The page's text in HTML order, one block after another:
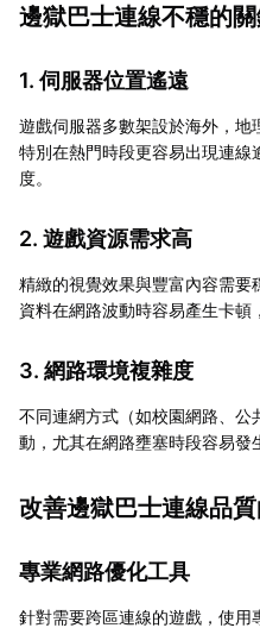
邊獄巴士連線不穩的
1. 伺服器位置遙遠
遊戲伺服器多數架設於海外，地
特別在熱門時段更容易出現連
度。
2. 遊戲資源需求高
精緻的視覺效果與豐富內容需要
資料在網路波動時容易產生卡頓
3. 網路環境複雜度
不同連網方式（如校園網路、公
動，尤其在網路壅塞時段容易發
改善邊獄巴士連線品
專業網路優化工具
針對需要跨區連線的遊戲，使